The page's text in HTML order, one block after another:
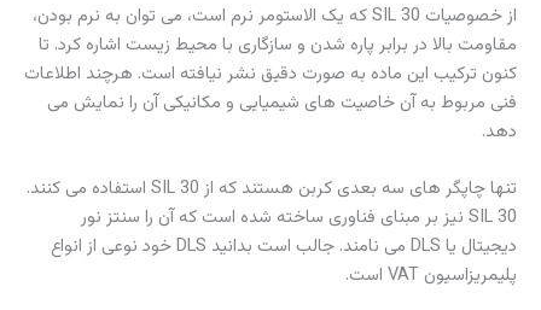
از خصوصیات SIL 30 که یک الاستومر نرم است، می توان به نرم بودن،
مقاومت بالا در برابر پاره شدن و سازگاری با محیط زیست اشاره کرد. تا
کنون ترکیب این ماده به صورت دقیق نشر نیافته است. هرچند اطلاعات
فنی مربوط به آن خاصیت های شیمیایی و مکانیکی آن را نمایش می
دهد.
تنها چاپگر های سه بعدی کربن هستند که از SIL 30 استفاده می کنند.
SIL 30 نیز بر مبنای فناوری ساخته شده است که آن را سنتز نور
دیجیتال یا DLS می نامند. جالب است بدانید DLS خود نوعی از انواع
پلیمریزاسیون VAT است.